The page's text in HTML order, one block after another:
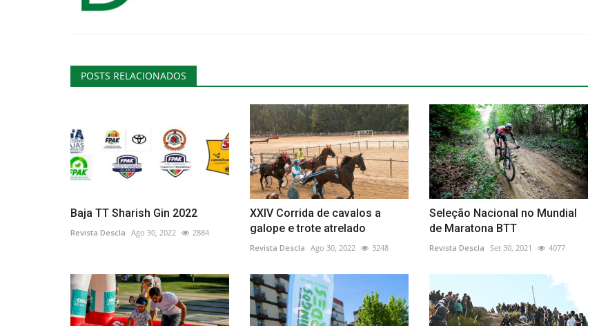
POSTS RELACIONADOS
Baja TT Sharish Gin 2022
Revista Descla Ago 30, 2022 2884
XXIV Corrida de cavalos a
galope e trote atrelado
Revista Descla Ago 30, 2022 3248
Seleção Nacional no Mundial
de Maratona BTT
Revista Descla Set 30, 2021 4077
Revista Descla Jan 30, 2023